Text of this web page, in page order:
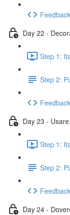
Day 22 -
Step 1:
Step 2:
Day 23 -
Step 1:
Step 2:
Day 24 -